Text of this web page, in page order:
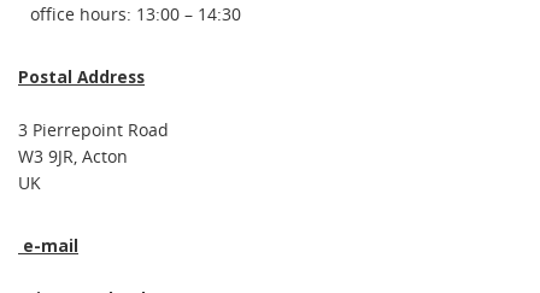
office hours: 13:00 – 14:30
Postal Address
3 Pierrepoint Road
W3 9JR, Acton
UK
e-mail